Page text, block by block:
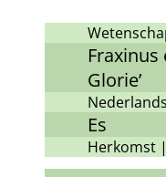
Fraxinus
Glorie’
Es
Herkomst |